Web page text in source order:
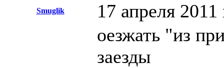
Smuglik 17 апреля
оезжать "из
заезды